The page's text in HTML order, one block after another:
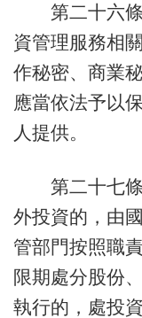
第二十六條
資管理服務相
作秘密、商業
應當依法予以
人提供。
第二十七條
外投資的，由
管部門按照職
限期處分股份
執行的，處投